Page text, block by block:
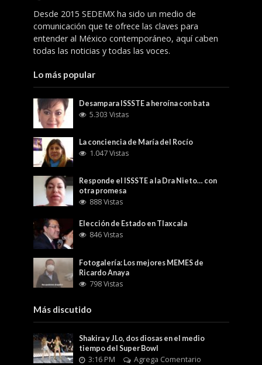
Desde 2015 SEDEMX ha sido un medio de
comunicación que te ofrece las claves para
entender al México contemporáneo, aquí caben
todas las noticias y todas las voces.
Lo más popular
Desampara ISSSTE a heroína con bata
5.303 Vistas
La conciencia de María del Rocío
1.047 Vistas
Responde el ISSSTE a la Dra Nieto… con
otra promesa
888 Vistas
Elección de Estado en Tlaxcala
846 Vistas
Fotogalería: Los mejores MEMES de
Ricardo Anaya
798 Vistas
Más discutido
Shakira y JLo, dos diosas en el medio
tiempo del Super Bowl
3:16 PM Agrega Comentario